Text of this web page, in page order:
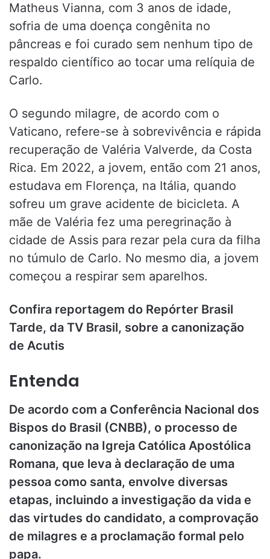
Matheus Vianna, com 3 anos de idade,
sofria de uma doença congênita no
pâncreas e foi curado sem nenhum tipo de
respaldo científico ao tocar uma relíquia de
Carlo.
O segundo milagre, de acordo com o
Vaticano, refere-se à sobrevivência e rápida
recuperação de Valéria Valverde, da Costa
Rica. Em 2022, a jovem, então com 21 anos,
estudava em Florença, na Itália, quando
sofreu um grave acidente de bicicleta. A
mãe de Valéria fez uma peregrinação à
cidade de Assis para rezar pela cura da filha
no túmulo de Carlo. No mesmo dia, a jovem
começou a respirar sem aparelhos.
Confira reportagem do Repórter Brasil
Tarde, da TV Brasil, sobre a canonização
de Acutis
Entenda
De acordo com a Conferência Nacional dos
Bispos do Brasil (CNBB), o processo de
canonização na Igreja Católica Apostólica
Romana, que leva à declaração de uma
pessoa como santa, envolve diversas
etapas, incluindo a investigação da vida e
das virtudes do candidato, a comprovação
de milagres e a proclamação formal pelo
papa.